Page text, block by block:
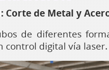
Corte de Metal y
de diferentes
control digital vía laser.